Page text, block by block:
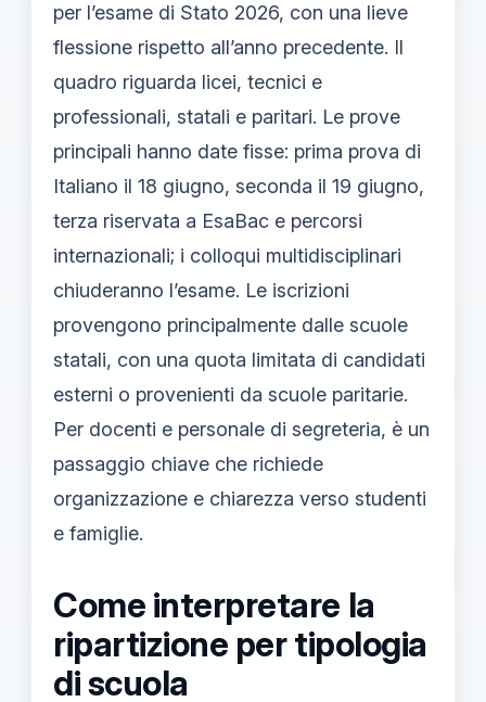
per l’esame di Stato 2026, con una lieve
flessione rispetto all’anno precedente. Il
quadro riguarda licei, tecnici e
professionali, statali e paritari. Le prove
principali hanno date fisse: prima prova di
Italiano il 18 giugno, seconda il 19 giugno,
terza riservata a EsaBac e percorsi
internazionali; i colloqui multidisciplinari
chiuderanno l’esame. Le iscrizioni
provengono principalmente dalle scuole
statali, con una quota limitata di candidati
esterni o provenienti da scuole paritarie.
Per docenti e personale di segreteria, è un
passaggio chiave che richiede
organizzazione e chiarezza verso studenti
e famiglie.
Come interpretare la
ripartizione per tipologia
di scuola